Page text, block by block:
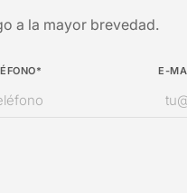
a la mayor brevedad.
E-